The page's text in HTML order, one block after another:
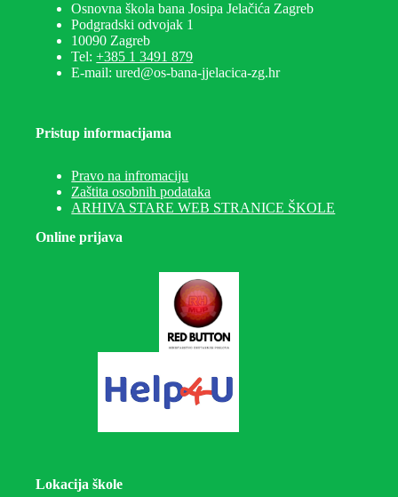
Osnovna škola bana Josipa Jelačića Zagreb
Podgradski odvojak 1
10090 Zagreb
Tel:+385 1 3491 879
E-mail: ured@os-bana-jjelacica-zg.hr
Pristup informacijama
Pravo na infromaciju
Zaštita osobnih podataka
ARHIVA STARE WEB STRANICE ŠKOLE
Online prijava
Lokacija škole